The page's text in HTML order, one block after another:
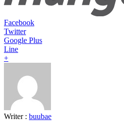
Facebook
Twitter
Google Plus
Line
+
Writer : buubae